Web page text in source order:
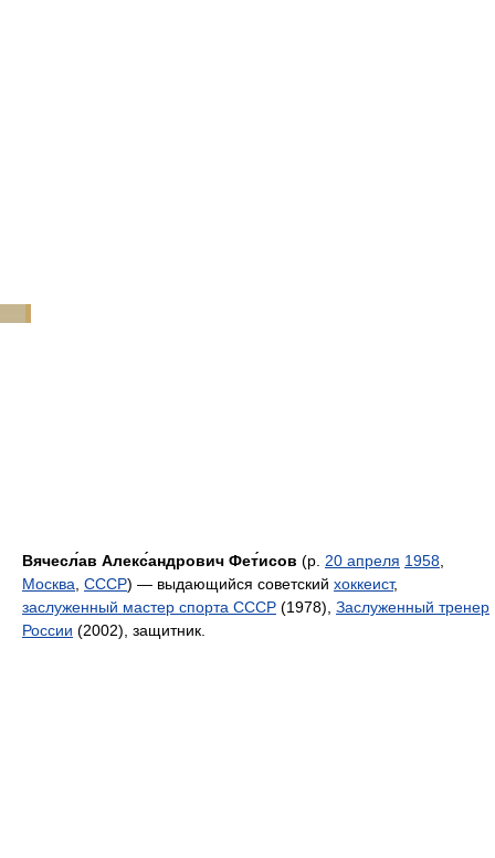
Вячесл́ав Алекс́андрович Фет́исов (р. 20 апреля 1958
Москва СССР) — выдающийся советский хоккеист,
заслуженный мастер спорта СССР (1978), Заслуженный тренер
России (2002), защитник.